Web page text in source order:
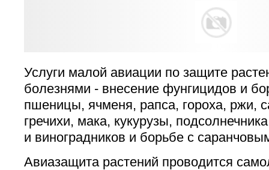
Услуги малой авиации по защите
болезнями - внесение фунгицидов и
пшеницы, ячменя, рапса, гороха, ржи,
гречихи, мака, кукурузы,
и виноградников и борьбе с
Авиазащита растений проводится